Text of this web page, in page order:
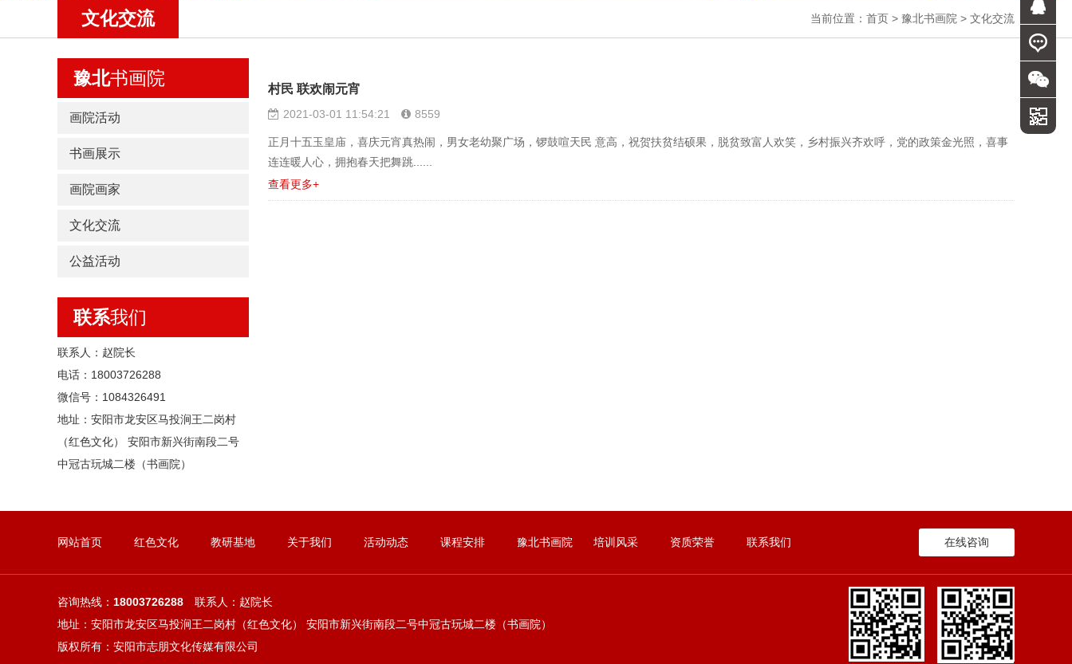
文化交流 当前位置： 首页 > 豫北书画院 > 文化交流
豫北书画院
画院活动
书画展示
画院画家
文化交流
公益活动
联系我们
联系人：赵院长
电话：18003726288
微信号：1084326491
地址：安阳市龙安区马投涧王二岗村
（红色文化） 安阳市新兴街南段二号
中冠古玩城二楼（书画院）
村民 联欢闹元宵
2021-03-01 11:54:21 8559
正月十五玉皇庙，喜庆元宵真热闹，男女老幼聚广场，锣鼓喧天民 意高，祝贺扶贫结硕果，脱贫致富人欢笑，乡村振兴齐欢呼，党的政策金光照，喜事
连连暖人心，拥抱春天把舞跳......
查看更多+
网站首页 红色文化 教研基地 关于我们 活动动态 课程安排 豫北书画院 培训风采 资质荣誉 联系我们 在线咨询
咨询热线： 18003726288 联系人：赵院长
地址：安阳市龙安区马投涧王二岗村（红色文化） 安阳市新兴街南段二号中冠古玩城二楼（书画院）
版权所有：安阳市志朋文化传媒有限公司